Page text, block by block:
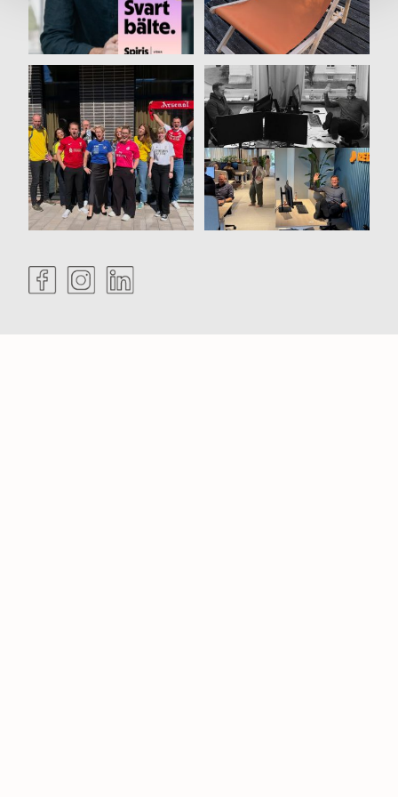
Varje tröja berättar en
historia ⚽️ Idag tog vi
på...
39 1
För drygt nio år sedan
startades REDO av
Jesper,
...
61 0